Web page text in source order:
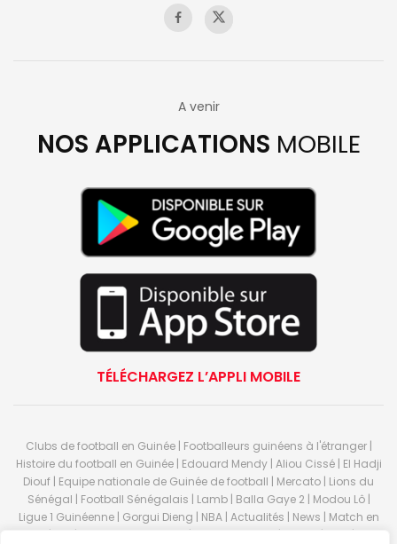
A venir
NOS APPLICATIONS MOBILE
TÉLÉCHARGEZ L’APPLI MOBILE
Clubs de football en Guinée | Footballeurs guinéens à l'étranger |
Histoire du football en Guinée | Edouard Mendy | Aliou Cissé | El Hadji
Diouf | Equipe nationale de Guinée de football | Mercato | Lions du
Sénégal | Football Sénégalais | Lamb | Balla Gaye 2 | Modou Lô |
Ligue 1 Guinéenne | Gorgui Dieng | NBA | Actualités | News | Match en
direct | But | Actualité au Guinée | Premier League | Ligue 1 | Liga | Serie